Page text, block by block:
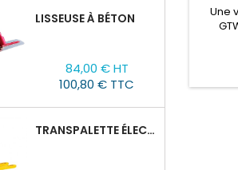
LISSEUSE À BÉTON
84,00 € HT
100,80 € TTC
TRANSPALETTE ÉLECTRIQUE EPT 15H : 1500KG/1150MM X 550MM
Une